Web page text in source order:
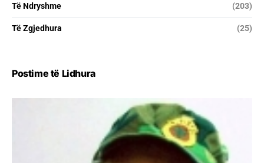
Të Ndryshme (203)
Të Zgjedhura (25)
Postime të Lidhura